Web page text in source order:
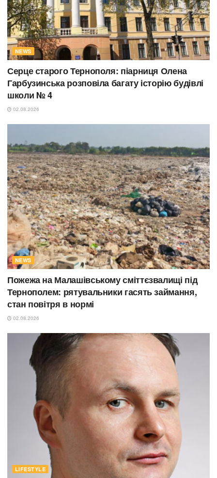
NEWS
Серце старого Тернополя: піарниця Олена
Гарбузинська розповіла багату історію будівлі
школи № 4
02.08.2026
NEWS
Пожежа на Малашівському сміттєзвалищі під
Тернополем: рятувальники гасять займання,
стан повітря в нормі
02.08.2026
LIFESTYLE